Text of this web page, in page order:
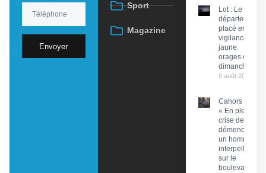
Envoyer
Sport
Magazine
Lot : Le
département
placé en
vigilance
jaune
orages ce
dimanche
9 août 2026
Cahors :
« En pleine
crise de
démence »,
un homme
interpellé
sur le
boulevard